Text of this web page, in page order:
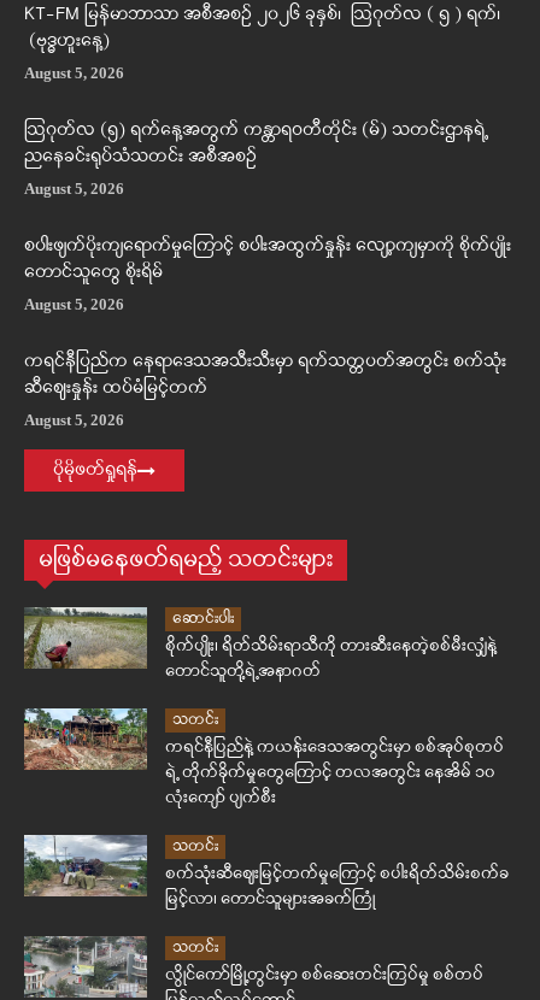
KT-FM မြန်မာဘာသာ အစီအစဉ် ၂၀၂၆ ခုနှစ်၊ ဩဂုတ်လ ( ၅ ) ရက်၊
(ဗုဒ္ဓဟူးနေ့)
August 5, 2026
ဩဂုတ်လ (၅) ရက်နေ့အတွက် ကန္တာရဝတီတိုင်း (မ်) သတင်းဌာနရဲ့
ညနေခင်းရုပ်သံသတင်း အစီအစဉ်
August 5, 2026
စပါးဖျက်ပိုးကျရောက်မှုကြောင့် စပါးအထွက်နှုန်း လျော့ကျမှာကို စိုက်ပျိုး
တောင်သူတွေ စိုးရိမ်
August 5, 2026
ကရင်နီပြည်က နေရာဒေသအသီးသီးမှာ ရက်သတ္တပတ်အတွင်း စက်သုံး
ဆီဈေးနှုန်း ထပ်မံမြင့်တက်
August 5, 2026
ပိုမိုဖတ်ရှုရန်
မဖြစ်မနေဖတ်ရမည့် သတင်းများ
ဆောင်းပါး
စိုက်ပျိုး၊ ရိတ်သိမ်းရာသီကို တားဆီးနေတဲ့စစ်မီးလျှံနဲ့
တောင်သူတို့ရဲ့အနာဂတ်
သတင်း
ကရင်နီပြည်နဲ့ ကယန်းဒေသအတွင်းမှာ စစ်အုပ်စုတပ်
ရဲ့ တိုက်ခိုက်မှုတွေကြောင့် တလအတွင်း နေအိမ် ၁၀
လုံးကျော် ပျက်စီး
သတင်း
စက်သုံးဆီဈေးမြင့်တက်မှုကြောင့် စပါးရိတ်သိမ်းစက်ခ
မြင့်လာ၊ တောင်သူများအခက်ကြုံ
သတင်း
လွိုင်ကော်မြို့တွင်းမှာ စစ်ဆေးတင်းကြပ်မှု စစ်တပ်